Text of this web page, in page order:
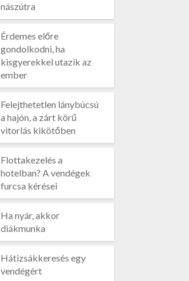
nászútra
Érdemes előre
gondolkodni, ha
kisgyerekkel utazik az
ember
Felejthetetlen lánybúcsú
a hajón, a zárt körű
vitorlás kikötőben
Flottakezelés a
hotelban? A vendégek
furcsa kérései
Ha nyár, akkor
diákmunka
Hátizsákkeresés egy
vendégért